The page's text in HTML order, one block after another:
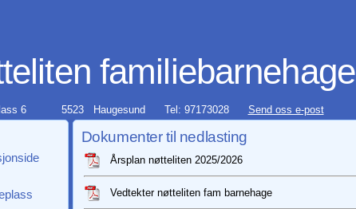
familiebarnehage
6 5523 Haugesund Tel: 97173028 Send oss e-post
Dokumenter til nedlasting
Årsplan nøtteliten 2025/2026
Vedtekter nøtteliten fam barnehage